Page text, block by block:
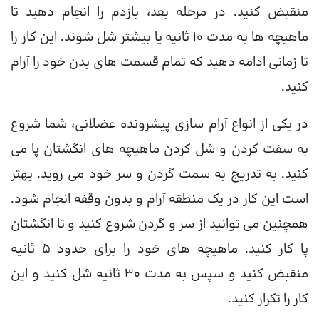
منقبض کنید. در مرحله بعد، بازدم را انجام دهید تا
ماهیچه ها به مدت 10 ثانیه یا بیشتر شل شوند. این کار را
تا زمانی ادامه دهید که تمام قسمت های بدن خود را آرام
کنید.
در یکی از انواع آرام سازی پیشرونده عضلانی، شما شروع
به سفت کردن و شل کردن ماهیچه های انگشتان پا می
کنید. به تدریج به سمت گردن و سر خود می روید. بهتر
است این کار در یک منطقه آرام و بدون وقفه انجام شود.
همچنین می توانید از سر و گردن شروع کنید و تا انگشتان
پا کار کنید. ماهیچه های خود را برای حدود 5 ثانیه
منقبض کنید و سپس به مدت 30 ثانیه شل کنید و این
کار را تکرار کنید.